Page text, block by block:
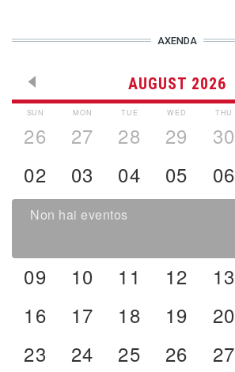
AXENDA
AUGUST 2026
SUN
26
MON
27
TUE
28
WED
29
THU
30
02
03 04 05 06
Non hai eventos
09 10 11 12 13
16
17 18 19 20
23
24 25 26 27